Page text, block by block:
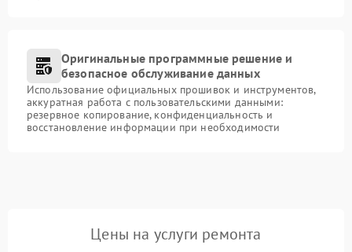
Оригинальные программные решение и
безопасное обслуживание данных
Использование официальных прошивок и инструментов,
аккуратная работа с пользовательскими данными:
резервное копирование, конфиденциальность и
восстановление информации при необходимости
Цены на услуги ремонта